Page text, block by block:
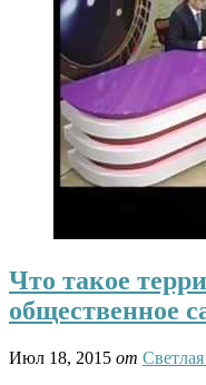
Что такое
общественное
Июл 18, 2015 от